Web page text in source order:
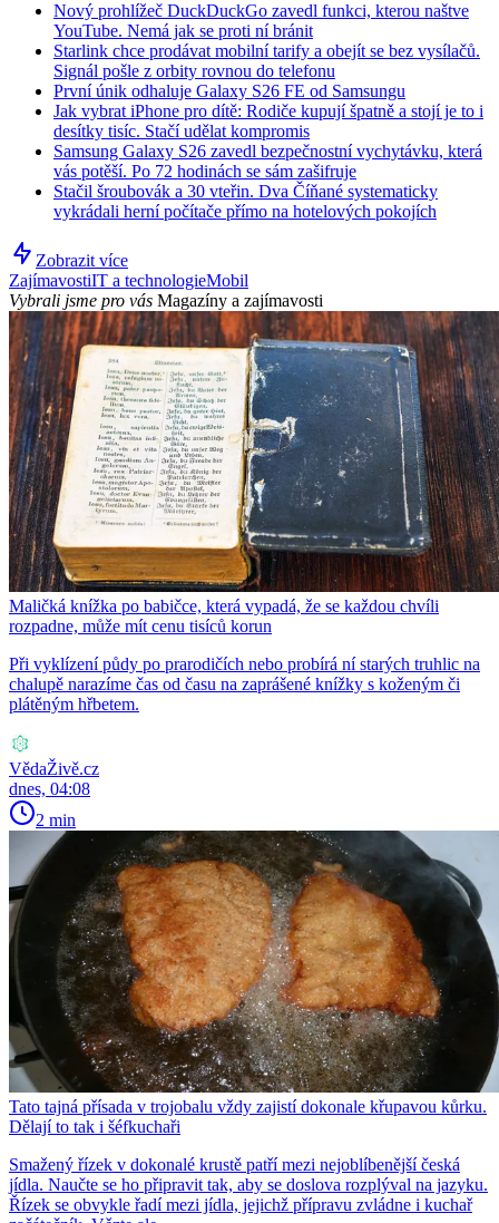
Nový prohlížeč DuckDuckGo zavedl funkci, kterou naštve
YouTube. Nemá jak se proti ní bránit
Starlink chce prodávat mobilní tarify a obejít se bez vysílačů.
Signál pošle z orbity rovnou do telefonu
První únik odhaluje Galaxy S26 FE od Samsungu
Jak vybrat iPhone pro dítě: Rodiče kupují špatně a stojí je to i
desítky tisíc. Stačí udělat kompromis
Samsung Galaxy S26 zavedl bezpečnostní vychytávku, která
vás potěší. Po 72 hodinách se sám zašifruje
Stačil šroubovák a 30 vteřin. Dva Číňané systematicky
vykrádali herní počítače přímo na hotelových pokojích
Zobrazit více
ZajímavostiIT a technologieMobil
Vybrali jsme pro vás Magazíny a zajímavosti
Maličká knížka po babičce, která vypadá, že se každou chvíli
rozpadne, může mít cenu tisíců korun
Při vyklízení půdy po prarodičích nebo probírá ní starých truhlic na
chalupě narazíme čas od času na zaprášené knížky s koženým či
plátěným hřbetem.
VědaŽivě.cz
dnes, 04:08
2 min
Tato tajná přísada v trojobalu vždy zajistí dokonale křupavou kůrku.
Dělají to tak i šéfkuchaři
Smažený řízek v dokonalé krustě patří mezi nejoblíbenější česká
jídla. Naučte se ho připravit tak, aby se doslova rozplýval na jazyku.
Řízek se obvykle řadí mezi jídla, jejichž přípravu zvládne i kuchař